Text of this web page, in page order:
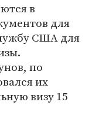
в
для
США для
по
их
визу 15